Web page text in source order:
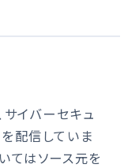
サイバーセキュ
配信していま
てはソース元を